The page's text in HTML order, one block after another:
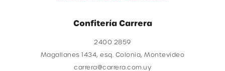
Confitería Carrera
2400 2859
Magallanes 1434, esq. Colonia, Montevideo
carrera@carrera.com.uy